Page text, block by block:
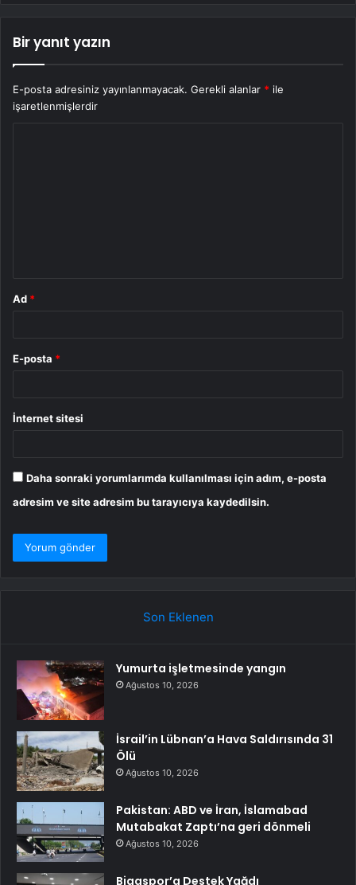
Bir yanıt yazın
E-posta adresiniz yayınlanmayacak. Gerekli alanlar * ile
işaretlenmişlerdir
Ad *
E-posta *
İnternet sitesi
Daha sonraki yorumlarımda kullanılması için adım, e-posta
adresim ve site adresim bu tarayıcıya kaydedilsin.
Son Eklenen
Yumurta işletmesinde yangın
Ağustos 10, 2026
İsrail’in Lübnan’a Hava Saldırısında 31
Ölü
Ağustos 10, 2026
Pakistan: ABD ve İran, İslamabad
Mutabakat Zaptı’na geri dönmeli
Ağustos 10, 2026
Bigaspor’a Destek Yağdı